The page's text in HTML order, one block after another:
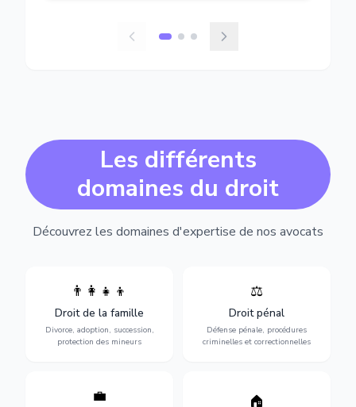
Les différents
domaines du droit
Découvrez les domaines d'expertise de nos avocats
👨‍👩‍👧‍👦
Droit de la famille
Divorce, adoption, succession,
protection des mineurs
Divorce, garde d'enfants,
adoption, succession et
protection des personnes
vulnérables.
⚖️
Droit pénal
Défense pénale, procédures
criminelles et correctionnelles
Expertise en matière pénale,
vue jusqu'au procès, pour
toute affaire correctionnelle
ou criminelle.
💼
Protection de vos droits au
🏠
Sécurisation de vos projets